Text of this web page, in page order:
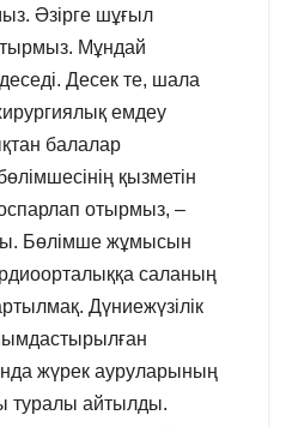
Әзірге шұғыл
Мұндай
Десек те, шала
емдеу
балалар
қызметін
отырмыз, –
Бөлімше жұмысын
саланың
Дүниежүзілік
жүрек ауруларының
туралы айтылды.